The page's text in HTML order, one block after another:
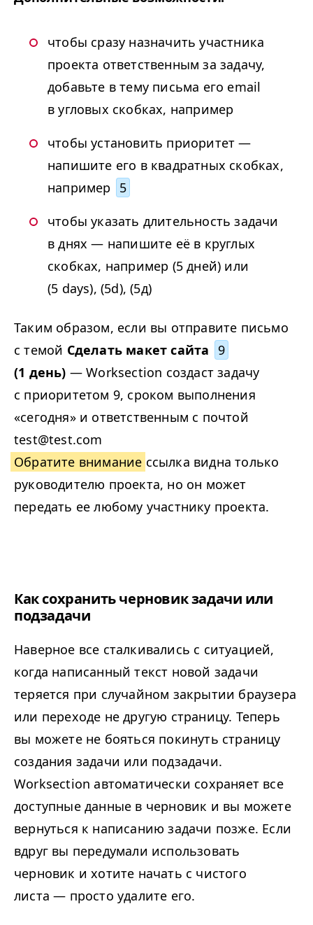
чтобы сразу назначить участника
проекта ответственным за задачу,
добавьте в тему письма его email
в угловых скобках, например
чтобы установить приоритет —
напишите его в квадратных скобках,
например
5
чтобы указать длительность задачи
в днях — напишите её в круглых
скобках, например (5 дней) или
(5 days), (5d), (5д)
Таким образом, если вы отправите письмо
с темой Сделать макет сайта
9
(1 день) — Worksection создаст задачу
с приоритетом 9, сроком выполнения
«сегодня» и ответственным с почтой
test@test.com
Обратите внимание ссылка видна только
руководителю проекта, но он может
передать ее любому участнику проекта.
Как сохранить черновик задачи или
подзадачи
Наверное все сталкивались с ситуацией,
когда написанный текст новой задачи
теряется при случайном закрытии браузера
или переходе не другую страницу. Теперь
вы можете не бояться покинуть страницу
создания задачи или подзадачи.
Worksection автоматически сохраняет все
доступные данные в черновик и вы можете
вернуться к написанию задачи позже. Если
вдруг вы передумали использовать
черновик и хотите начать с чистого
листа — просто удалите его.